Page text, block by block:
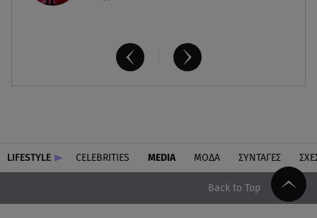
LIFESTYLE CELEBRITIES MEDIA ΜΟΔΑ ΣΥΝΤΑΓΕΣ
Back to Top